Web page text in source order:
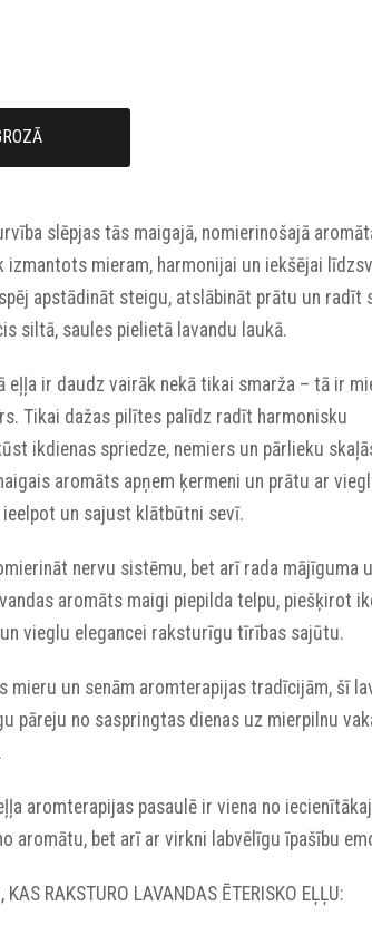
slēpjas tās maigajā, nomierinošajā
izmantots mieram, harmonijai un iekšējai
apstādināt steigu, atslābināt prātu un radīt
siltā, saules pielietā lavandu laukā.
eļļa ir daudz vairāk nekā tikai smarža – tā ir
Tikai dažas pilītes palīdz radīt harmonisku
ikdienas spriedze, nemiers un pārlieku
aromāts apņem ķermeni un prātu ar
un sajust klātbūtni sevī.
nervu sistēmu, bet arī rada mājīguma
aromāts maigi piepilda telpu, piešķirot
vieglu elegancei raksturīgu tīrības sajūtu.
mieru un senām aromterapijas tradīcijām, šī
pāreju no saspringtas dienas uz mierpilnu
aromterapijas pasaulē ir viena no
aromātu, bet arī ar virkni labvēlīgu īpašību
KAS RAKSTURO LAVANDAS ĒTERISKO EĻĻU: